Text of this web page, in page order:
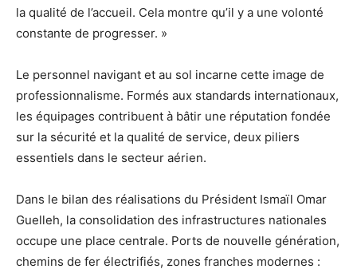
la qualité de l’accueil. Cela montre qu’il y a une volonté
constante de progresser. »
Le personnel navigant et au sol incarne cette image de
professionnalisme. Formés aux standards internationaux,
les équipages contribuent à bâtir une réputation fondée
sur la sécurité et la qualité de service, deux piliers
essentiels dans le secteur aérien.
Dans le bilan des réalisations du Président Ismaïl Omar
Guelleh, la consolidation des infrastructures nationales
occupe une place centrale. Ports de nouvelle génération,
chemins de fer électrifiés, zones franches modernes :